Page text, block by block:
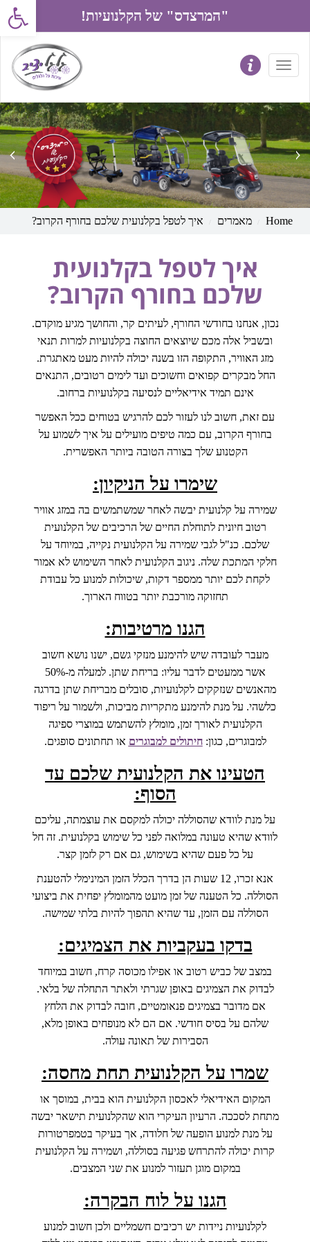
"המרצדס" של הקלנועיות! פתח
prev next
Home מאמרים איך לטפל בקלנועית שלכם בחורף הקרוב?
איך לטפל בקלנועית
שלכם בחורף הקרוב?
נכון, אנחנו בחודשי החורף, לעיתים קר, והחושך מגיע מוקדם.
ובשביל אלה מכם שיוצאים החוצה בקלנועיות למרות תנאי
מזג האוויר, התקופה הזו בשנה יכולה להיות מעט מאתגרת.
החל מבקרים קפואים וחשוכים ועד לימים רטובים, התנאים
אינם תמיד אידיאליים לנסיעה בקלנועיות ברחוב.
עם זאת, חשוב לנו לעזור לכם להרגיש בטוחים ככל האפשר
בחורף הקרוב, עם כמה טיפים מועילים על איך לשמוע על
הקטנוע שלך בצורה הטובה ביותר האפשרית.
שימרו על הניקיון:
שמירה על קלנועית יבשה לאחר שמשתמשים בה במזג אוויר
רטוב חיונית לתוחלת החיים של הרכיבים של הקלנועית
שלכם. כנ"ל לגבי שמירה על הקלנועית נקייה, במיוחד על
חלקי המתכת שלה. ניגוב הקלנועית לאחר השימוש לא אמור
לקחת לכם יותר ממספר דקות, שיכולות למנוע כל עבודת
תחזוקה מורכבת יותר בטווח הארוך.
הגנו מרטיבות:
מעבר לעובדה שיש להימנע מנזקי גשם, ישנו נושא חשוב
אשר ממעטים לדבר עליו: בריחת שתן. למעלה מ-50%
מהאנשים שנזקקים לקלנועיות, סובלים מבריחת שתן בדרגה
כלשהי. על מנת להימנע מתקריות מביכות, ולשמור על ריפוד
הקלנועית לאורך זמן, מומלץ להשתמש במוצרי ספיגה
למבוגרים, כגון:חיתולים למבוגרים או תחתונים סופגים.
הטעינו את הקלנועית שלכם עד
הסוף:
על מנת לוודא שהסוללה יכולה למקסם את עוצמתה, עליכם
לוודא שהיא טעונה במלואה לפני כל שימוש בקלנועית. זה חל
על כל פעם שהיא בשימוש, גם אם רק לזמן קצר.
אנא זכרו, 12 שעות הן בדרך הכלל הזמן המינימלי להטענת
הסוללה. כל הטענה של זמן מועט מהמומלץ יפחית את ביצועי
הסוללה עם הזמן, עד שהיא תהפוך להיות בלתי שמישה.
בדקו בעקביות את הצמיגים:
במצב של כביש רטוב או אפילו מכוסה קרח, חשוב במיוחד
לבדוק את הצמיגים באופן שגרתי ולאתר התחלה של בלאי.
אם מדובר בצמיגים פנאומטיים, חובה לבדוק את הלחץ
שלהם על בסיס חודשי. אם הם לא מנופחים באופן מלא,
הסבירות של תאונה עולה.
שמרו על הקלנועית תחת מחסה:
המקום האידיאלי לאכסון הקלנועית הוא בבית, במוסך או
מתחת לסככה. הרעיון העיקרי הוא שהקלנועית תישאר יבשה
על מנת למנוע הופעה של חלודה, אך בעיקר בטמפרטורות
קרות יכולה להתרחש פגיעה בסוללה, ושמירה על הקלנועית
במקום מוגן תעזור למנוע את שני המצבים.
הגנו על לוח הבקרה:
לקלנועיות ניידות יש רכיבים חשמליים ולכן חשוב למנוע